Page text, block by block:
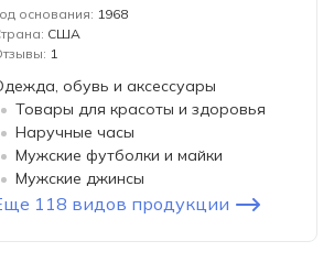
основания: 1968
США
1
обувь и аксессуары
Товары для красоты и здоровья
Наручные часы
Мужские футболки и майки
Мужские джинсы
118 видов продукции